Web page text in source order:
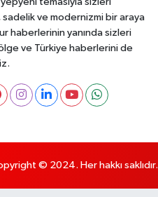
ve modernizmi bir araya
haberlerinin yanında sizleri
ve Türkiye haberlerini de
© 2024. Her hakkı saklıdır.